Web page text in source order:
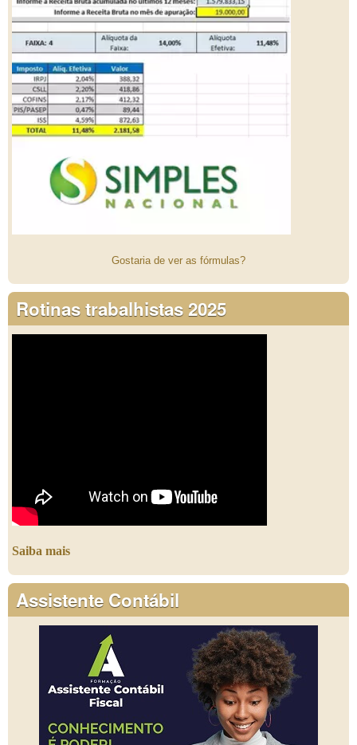
Gostaria de ver as fórmulas?
Rotinas trabalhistas 2025
Saiba mais
Assistente Contábil